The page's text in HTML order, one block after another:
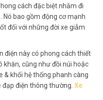
cách đặc biệt nhằm đi
Nó bao gồm động cơ mạnh
đối với những đời xe giẫm
điện này có phong cách thiết
khăn, cũng như đồi núi hoặc
& khối hệ thống phanh càng
điện thông thường. Xe